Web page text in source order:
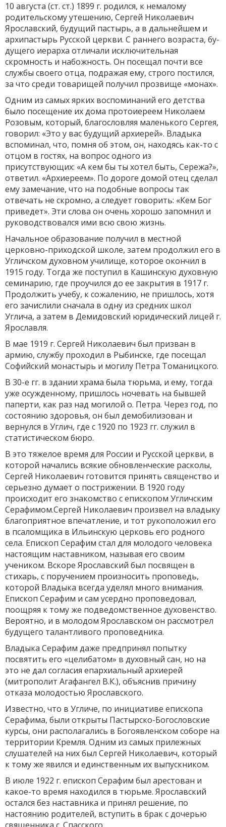
10 августа (ст. ст.) 1899 г. родился, к немалому
родительскому утешению, Сергей Николаевич
Ярославский, будущий пастырь, а в дальнейшем и
архипастырь Русской церкви. С раннего возраста, бу­
дущего иерарха отличали исключительная
скромность и набожность. Он посещал почти все
службы своего отца, подражая ему, строго постился,
за что среди товарищей получил прозвище «монах».
Одним из самых ярких воспоминаний его детства
было посе­щение их дома протоиереем Николаем
Розовым, который, благослов­ляя маленького Сергея,
говорил: «Это у вас будущий архиерей». Вла­дыка
вспоминал, что, помня об этом, он, находясь как-то с
отцом в гостях, на вопрос одного из
присутствующих: «А кем бы ты хотел быть, Сережа?»,
ответил. «Архиереем». По дороге домой отец сделал
ему замечание, что на подобные вопросы так
отвечать не скромно, а следует говорить: «Кем Бог
приведет». Эти слова он очень хорошо за­помнил и
руководствовался ими всю свою жизнь.
Начальное образование получил в местной
церковно-приход­ской школе, затем продолжил его в
Угличском духовном училище, которое окончил в
1915 году. Тогда же поступил в Кашинскую духовную
семинарию, где проучился до ее закрытия в 1917 г.
Продолжить уче­бу, к сожалению, не пришлось, хотя
его зачислили сначала в одну из средних школ
Углича, а затем в Демидовский юридический лицей г.
Ярославля.
В мае 1919 г. Сергей Николаевич был призван в
армию, службу проходил в Рыбинске, где посещал
Софийский монастырь и могилу Петра Томаницкого.
В 30-е гг. в здании храма была тюрьма, и ему, тогда
уже осу­жденному, пришлось ночевать на бывшей
паперти, как раз над мо­гилой о. Петра. Через год, по
состоянию здоровья, он был демобили­зован и
вернулся в Углич, где с 1920 по 1923 гг. служил в
статистиче­ском бюро.
В это тяжелое время для России и Русской церкви, в
которой начались всякие обновленческие расколы,
Сергей Николаевич гото­вится принять священство и
серьезно думает о пострижении. В 1920 году
происходит его знакомство с епископом Угличским
Серафимом.Сергей Николаевич произвел на владыку
благоприятное впечатление, и тот рукоположил его
в псаломщика в Ильинскую церковь его род­ного
села. Епископ Серафим стал для молодого человека
настоящим наставником, называя его своим
учеником. Вскоре Ярославский был посвящен в
стихарь, с поручением произносить проповедь,
которой Владыка всегда уделял много внимания.
Епископ Серафим и сам усердно проповедовал,
поощряя к тому же подведомственное духо­венство.
Вероятно, и в молодом Ярославском он рассмотрел
будущего талантливого проповедника.
Владыка Серафим даже предпринял попытку
посвятить его «целибатом» в духовный сан, но на
это не дал согласия епархиальный архиерей
(митрополит Агафангел В.К.), объяснив причину
отказа молодостью Ярославского.
Известно, что в Угличе, по инициативе епископа
Серафима, были открыты Пастырско-Богословские
курсы, они располагались в Богоявленском соборе на
территории Кремля. Одним из самых при­лежных
слушателей на них был Сергей Николаевич, который
к тому же явился и единственным их выпускником.
В июле 1922 г. епископ Серафим был арестован и
какое-то время находился в тюрьме. Ярославский
остался без наставника и принял решение, по
настоянию родителей, вступить в брак с дочерью